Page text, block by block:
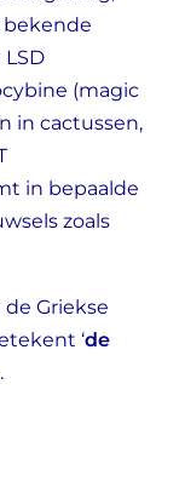
bekende
(magic
in cactussen,
in bepaalde
zoals
Griekse
‘de